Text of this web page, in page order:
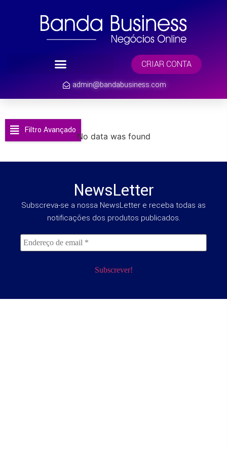
CRIAR CONTA
admin@bandabusiness.com
Filtro Avançado
No data was found
NewsLetter
Subscreva-se a nossa NewsLetter e receba todas as
notificações dos produtos publicados.